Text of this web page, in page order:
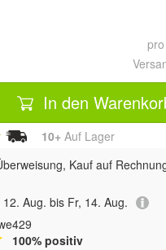
In den
10+ Auf Lager
Kauf auf
12. Aug. bis Fr, 14. Aug.
100% positiv